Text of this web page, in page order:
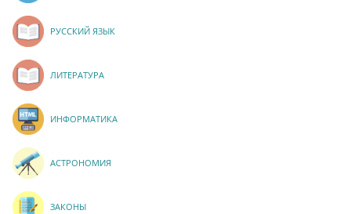
РУССКИЙ ЯЗЫК
ЛИТЕРАТУРА
ИНФОРМАТИКА
АСТРОНОМИЯ
ЗАКОНЫ